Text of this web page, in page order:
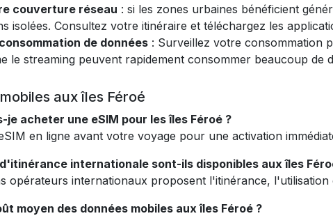
couverture réseau : si les zones urbaines bénéficient
isolées. Consultez votre itinéraire et téléchargez les
de données : Surveillez votre consommation
le streaming peuvent rapidement consommer beaucoup de
aux îles Féroé
je acheter une eSIM pour les îles Féroé ?
en ligne avant votre voyage pour une activation
internationale sont-ils disponibles aux îles
opérateurs internationaux proposent l'itinérance,
moyen des données mobiles aux îles Féroé ?